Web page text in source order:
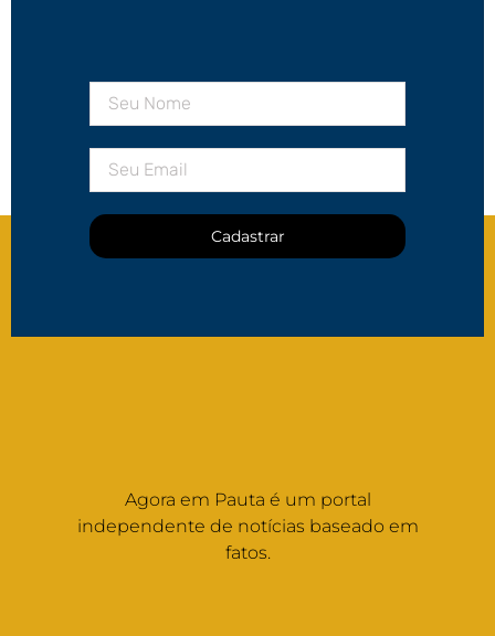
Cadastrar
Agora em Pauta é um portal
independente de notícias baseado em
fatos.